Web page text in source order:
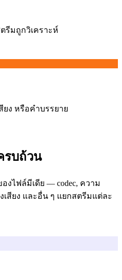
รีมถูกวิเคราะห์
ง หรือคำบรรยาย
รบถ้วน
งไฟล์มีเดีย — codec, ความ
เสียง และอื่น ๆ แยกสตรีมแต่ละ